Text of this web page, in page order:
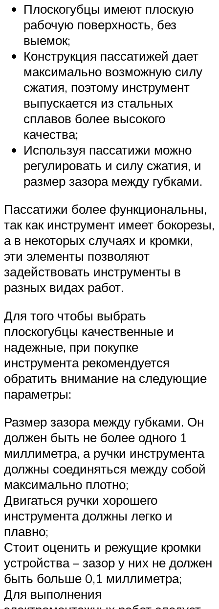
Плоскогубцы имеют плоскую
рабочую поверхность, без
выемок;
Конструкция пассатижей дает
максимально возможную силу
сжатия, поэтому инструмент
выпускается из стальных
сплавов более высокого
качества;
Используя пассатижи можно
регулировать и силу сжатия, и
размер зазора между губками.
Пассатижи более функциональны,
так как инструмент имеет бокорезы,
а в некоторых случаях и кромки,
эти элементы позволяют
задействовать инструменты в
разных видах работ.
Для того чтобы выбрать
плоскогубцы качественные и
надежные, при покупке
инструмента рекомендуется
обратить внимание на следующие
параметры:
Размер зазора между губками. Он
должен быть не более одного 1
миллиметра, а ручки инструмента
должны соединяться между собой
максимально плотно;
Двигаться ручки хорошего
инструмента должны легко и
плавно;
Стоит оценить и режущие кромки
устройства – зазор у них не должен
быть больше 0,1 миллиметра;
Для выполнения